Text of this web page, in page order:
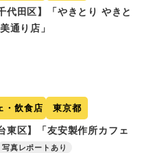
代田区】「やきとり やきと
通り店」
・飲食店 東京都
東区】「友安製作所カフェ
写真レポートあり